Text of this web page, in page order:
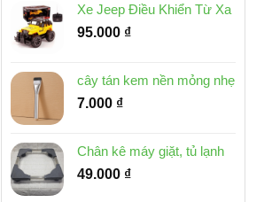
Xe Jeep Điều Khiển Từ Xa
95.000 ₫
cây tán kem nền mỏng nhẹ
7.000 ₫
Chân kê máy giặt, tủ lạnh
49.000 ₫